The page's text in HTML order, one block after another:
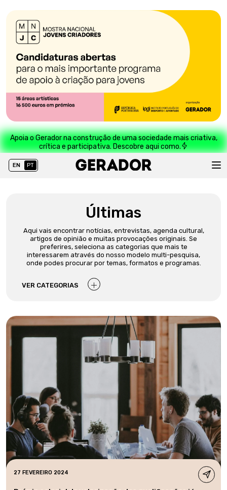
Apoia o Gerador na construção de uma sociedade mais criativa,
crítica e participativa. Descobre aqui como.
EN PT
Últimas
Aqui vais encontrar notícias, entrevistas, agenda cultural,
artigos de opinião e muitas provocações originais. Se
preferires, seleciona as categorias que mais te
interessarem através do nosso modelo multi-pesquisa,
onde podes procurar por temas, formatos e programas.
VER CATEGORIAS
27 FEVEREIRO 2024